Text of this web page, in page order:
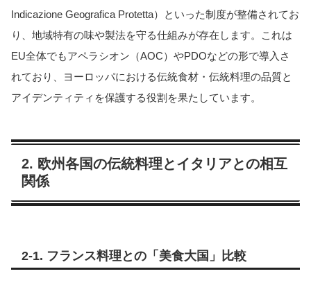
Indicazione Geografica Protetta）といった制度が整備されてお
り、地域特有の味や製法を守る仕組みが存在します。これは
EU全体でもアペラシオン（AOC）やPDOなどの形で導入さ
れており、ヨーロッパにおける伝統食材・伝統料理の品質と
アイデンティティを保護する役割を果たしています。
2. 欧州各国の伝統料理とイタリアとの相互
関係
2-1. フランス料理との「美食大国」比較